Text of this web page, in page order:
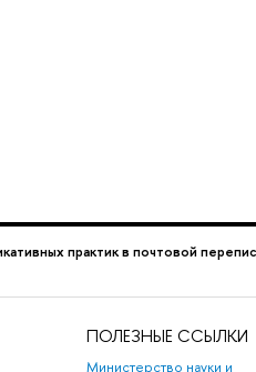
практик в почтовой
ПОЛЕЗНЫЕ ССЫЛКИ
Министерство науки и